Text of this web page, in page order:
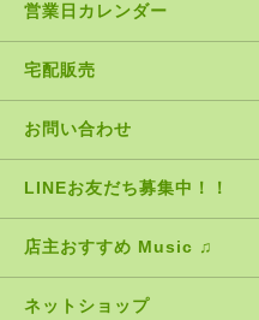
営業日カレンダー
宅配販売
お問い合わせ
LINEお友だち募集中！！
店主おすすめ Music ♫
ネットショップ